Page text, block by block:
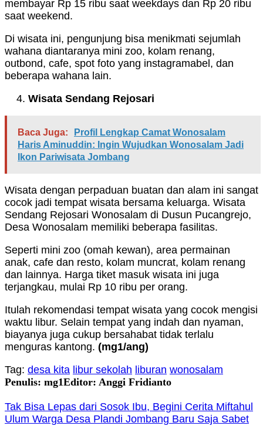
membayar Rp 15 ribu saat weekdays dan Rp 20 ribu
saat weekend.
Di wisata ini, pengunjung bisa menikmati sejumlah
wahana diantaranya mini zoo, kolam renang,
outbond, cafe, spot foto yang instagramabel, dan
beberapa wahana lain.
Wisata Sendang Rejosari
Baca Juga:
Profil Lengkap Camat Wonosalam
Haris Aminuddin: Ingin Wujudkan Wonosalam Jadi
Ikon Pariwisata Jombang
Wisata dengan perpaduan buatan dan alam ini sangat
cocok jadi tempat wisata bersama keluarga. Wisata
Sendang Rejosari Wonosalam di Dusun Pucangrejo,
Desa Wonosalam memiliki beberapa fasilitas.
Seperti mini zoo (omah kewan), area permainan
anak, cafe dan resto, kolam muncrat, kolam renang
dan lainnya. Harga tiket masuk wisata ini juga
terjangkau, mulai Rp 10 ribu per orang.
Itulah rekomendasi tempat wisata yang cocok mengisi
waktu libur. Selain tempat yang indah dan nyaman,
biayanya juga cukup bersahabat tidak terlalu
menguras kantong. (mg1/ang)
Tag: desa kita libur sekolah liburan wonosalam
Penulis: mg1Editor: Anggi Fridianto
Tak Bisa Lepas dari Sosok Ibu, Begini Cerita Miftahul
Ulum Warga Desa Plandi Jombang Baru Saja Sabet